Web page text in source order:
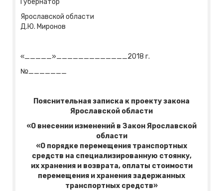
Губернатор
Ярославской области
Д.Ю. Миронов
«_____»_____________2018 г.
№_______
Пояснительная записка к проекту закона
Ярославской области
«О внесении изменений в Закон Ярославской
области
«О порядке перемещения транспортных
средств на специализированную стоянку,
их хранения и возврата, оплаты стоимости
перемещения и хранения задержанных
транспортных средств»